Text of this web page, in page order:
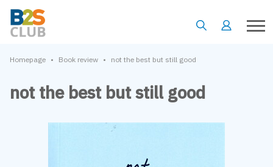
Homepage • Book review • not the best but still good
not the best but still good